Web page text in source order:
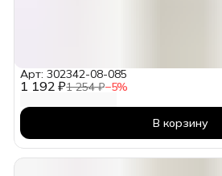
1 192 ₽1 254 ₽−5%
Арт: 302342-08-085
В корзину